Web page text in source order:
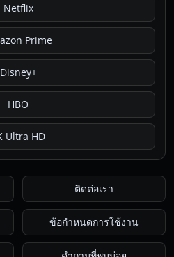
Netflix
Prime
Disney+
HBO
Ultra HD
ติดต่อเรา
ข้อกำหนดการใช้งาน